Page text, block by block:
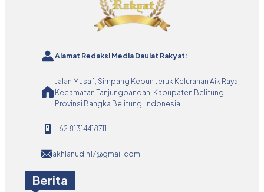
Alamat Redaksi Media Daulat Rakyat:
Jalan Musa 1, Simpang Kebun Jeruk Kelurahan Aik Raya,
Kecamatan Tanjungpandan, Kabupaten Belitung,
Provinsi Bangka Belitung, Indonesia.
+62 81314418711
akhlanudin17@gmail.com
Berita